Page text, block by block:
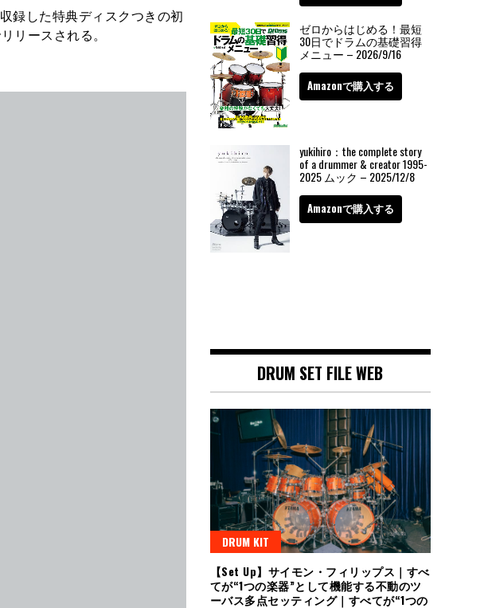
収録した特典ディスクつきの初
リースされる。
ゼロからはじめる！最短
30日でドラムの基礎習得
メニュー – 2026/9/16
Amazonで購入する
yukihiro：the complete story
of a drummer & creator 1995-
2025 ムック – 2025/12/8
Amazonで購入する
DRUM SET FILE WEB
DRUM KIT
【Set Up】サイモン・フィリップス｜すべ
てが“1つの楽器”として機能する不動のツ
ーバス多点セッティング｜すべてが“1つの